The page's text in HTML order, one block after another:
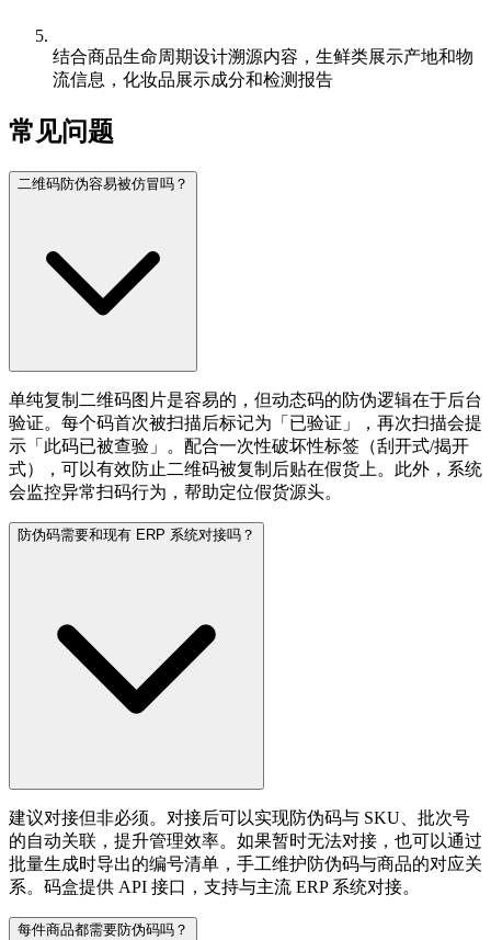
结合商品生命周期设计溯源内容，生鲜类展示产地和物
流信息，化妆品展示成分和检测报告
常见问题
二维码防伪容易被仿冒吗？
单纯复制二维码图片是容易的，但动态码的防伪逻辑在于后台
验证。每个码首次被扫描后标记为「已验证」，再次扫描会提
示「此码已被查验」。配合一次性破坏性标签（刮开式/揭开
式），可以有效防止二维码被复制后贴在假货上。此外，系统
会监控异常扫码行为，帮助定位假货源头。
防伪码需要和现有 ERP 系统对接吗？
建议对接但非必须。对接后可以实现防伪码与 SKU、批次号
的自动关联，提升管理效率。如果暂时无法对接，也可以通过
批量生成时导出的编号清单，手工维护防伪码与商品的对应关
系。码盒提供 API 接口，支持与主流 ERP 系统对接。
每件商品都需要防伪码吗？